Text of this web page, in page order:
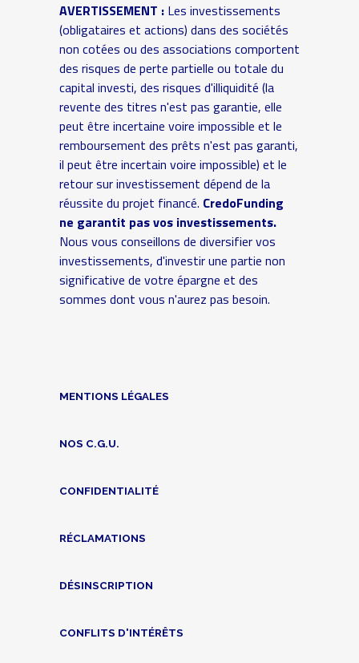
AVERTISSEMENT :Les investissements
(obligataires et actions) dans des sociétés
non cotées ou des associations comportent
des risques de perte partielle ou totale du
capital investi, des risques d'illiquidité (la
revente des titres n'est pas garantie, elle
peut être incertaine voire impossible et le
remboursement des prêts n'est pas garanti,
il peut être incertain voire impossible) et le
retour sur investissement dépend de la
réussite du projet financé. CredoFunding
ne garantit pas vos investissements.
Nous vous conseillons de diversifier vos
investissements, d'investir une partie non
significative de votre épargne et des
sommes dont vous n'aurez pas besoin.
MENTIONS LÉGALES
NOS C.G.U.
CONFIDENTIALITÉ
RÉCLAMATIONS
DÉSINSCRIPTION
CONFLITS D'INTÉRÊTS